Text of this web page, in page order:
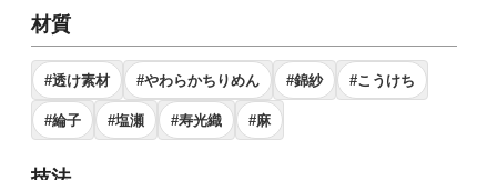
材質
#透け素材 #やわらかちりめん #錦紗 #こうけち
#綸子 #塩瀬 #寿光織 #麻